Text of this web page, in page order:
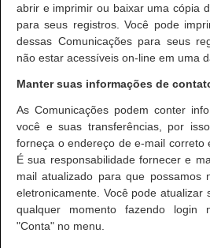
abrir e imprimir ou baixar uma cópia
para seus registros. Você pode
dessas Comunicações para seus
não estar acessíveis on-line em uma
Manter suas informações de
As Comunicações podem conter
você e suas transferências, por
forneça o endereço de e-mail correto
É sua responsabilidade fornecer e
mail atualizado para que possamos
eletronicamente. Você pode atualizar
qualquer momento fazendo login
"Conta" no menu.